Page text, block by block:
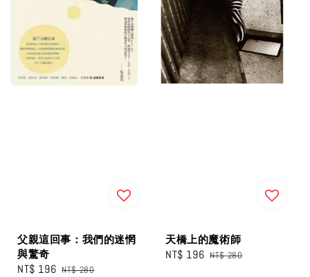
父親這回事：我們的迷惘
與驚奇
Sale
NT$ 196 Regular
NT$ 280
天橋上的魔術師
Sale
NT$ 196 Regular
NT$ 280